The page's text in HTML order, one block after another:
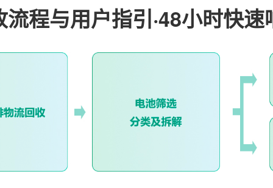
流程与用户指引·48小时快速